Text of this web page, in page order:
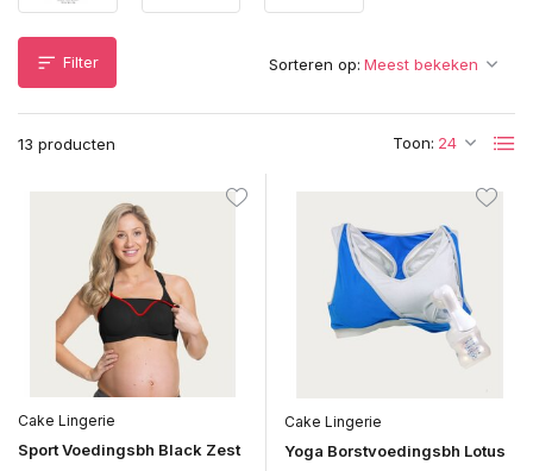
Filter
13 producten Toon:
Sorteren op:
Cake Lingerie
Sport Voedingsbh Black Zest
Cake Lingerie
Yoga Borstvoedingsbh Lotus